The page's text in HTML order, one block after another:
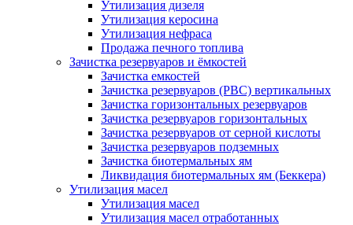
Утилизация дизеля
Утилизация керосина
Утилизация нефраса
Продажа печного топлива
Зачистка резервуаров и ёмкостей
Зачистка емкостей
Зачистка резервуаров (РВС) вертикальных
Зачистка горизонтальных резервуаров
Зачистка резервуаров горизонтальных
Зачистка резервуаров от серной кислоты
Зачистка резервуаров подземных
Зачистка биотермальных ям
Ликвидация биотермальных ям (Беккера)
Утилизация масел
Утилизация масел
Утилизация масел отработанных